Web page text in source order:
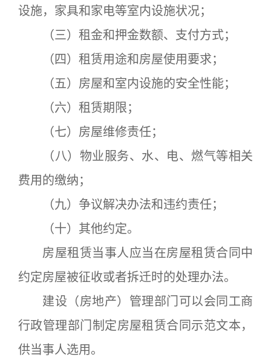
设施，家具和家电等室内设施状况；
（三）租金和押金数额、支付方式；
（四）租赁用途和房屋使用要求；
（五）房屋和室内设施的安全性能；
（六）租赁期限；
（七）房屋维修责任；
（八）物业服务、水、电、燃气等相关
费用的缴纳；
（九）争议解决办法和违约责任；
（十）其他约定。
房屋租赁当事人应当在房屋租赁合同中
约定房屋被征收或者拆迁时的处理办法。
建设（房地产）管理部门可以会同工商
行政管理部门制定房屋租赁合同示范文本，
供当事人选用。